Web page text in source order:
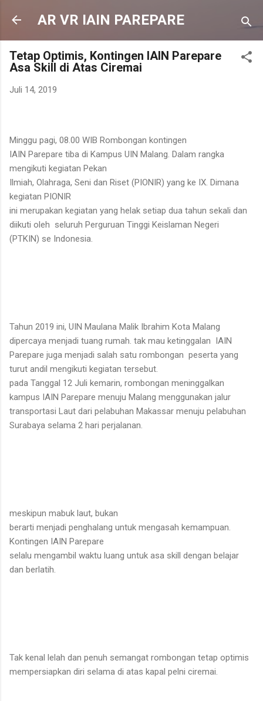
Langsung ke konten utama
AR VR IAIN PAREPARE
Tetap Optimis, Kontingen IAIN Parepare
Asa Skill di Atas Ciremai
Juli 14, 2019
Minggu pagi, 08.00 WIB Rombongan kontingen
IAIN Parepare tiba di Kampus UIN Malang. Dalam rangka
mengikuti kegiatan Pekan
Ilmiah, Olahraga, Seni dan Riset (PIONIR) yang ke IX. Dimana
kegiatan PIONIR
ini merupakan kegiatan yang helak setiap dua tahun sekali dan
diikuti oleh seluruh Perguruan Tinggi Keislaman Negeri
(PTKIN) se Indonesia.
Tahun 2019 ini, UIN Maulana Malik Ibrahim Kota Malang
dipercaya menjadi tuang rumah. tak mau ketinggalan IAIN
Parepare juga menjadi salah satu rombongan peserta yang
turut andil mengikuti kegiatan tersebut.
pada Tanggal 12 Juli kemarin, rombongan meninggalkan
kampus IAIN Parepare menuju Malang menggunakan jalur
transportasi Laut dari pelabuhan Makassar menuju pelabuhan
Surabaya selama 2 hari perjalanan.
meskipun mabuk laut, bukan
berarti menjadi penghalang untuk mengasah kemampuan.
Kontingen IAIN Parepare
selalu mengambil waktu luang untuk asa skill dengan belajar
dan berlatih.
Tak kenal lelah dan penuh semangat rombongan tetap optimis
mempersiapkan diri selama di atas kapal pelni ciremai.